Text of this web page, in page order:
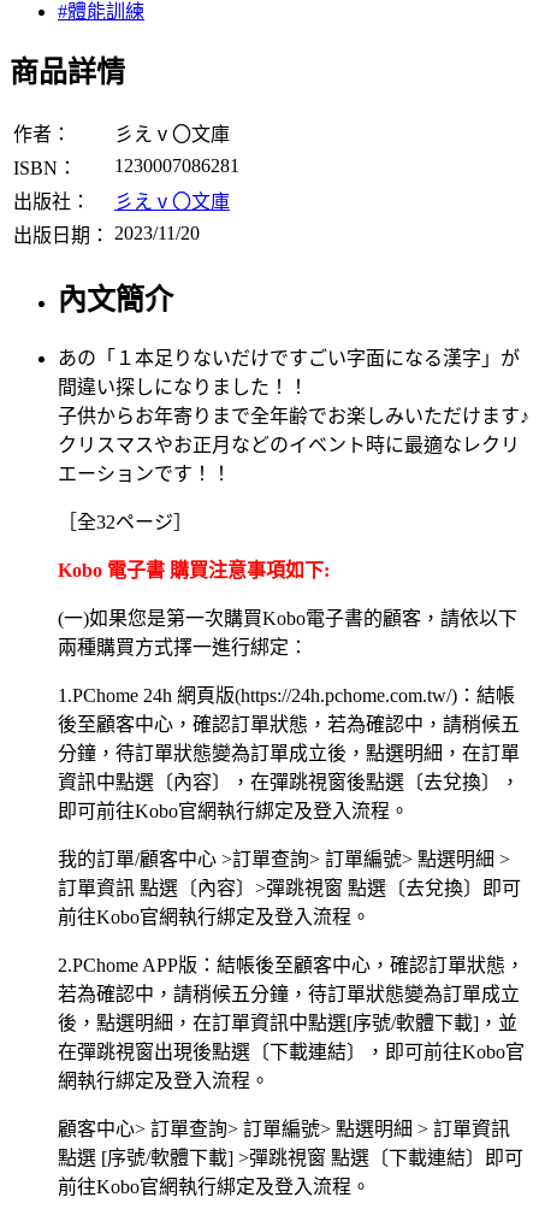
#體能訓練
商品詳情
作者：
彡えⅴ〇文庫
ISBN：
1230007086281
出版社：
彡えⅴ〇文庫
出版日期：
2023/11/20
內文簡介
あの「１本足りないだけですごい字面になる漢字」が
間違い探しになりました！！
子供からお年寄りまで全年齢でお楽しみいただけます♪
クリスマスやお正月などのイベント時に最適なレクリ
エーションです！！
［全32ページ］
Kobo 電子書 購買注意事項如下:
(一)如果您是第一次購買Kobo電子書的顧客，請依以下
兩種購買方式擇一進行綁定：
1.PChome 24h 網頁版(https://24h.pchome.com.tw/)：結帳
後至顧客中心，確認訂單狀態，若為確認中，請稍候五
分鐘，待訂單狀態變為訂單成立後，點選明細，在訂單
資訊中點選〔內容〕，在彈跳視窗後點選〔去兌換〕，
即可前往Kobo官網執行綁定及登入流程。
我的訂單/顧客中心 >訂單查詢> 訂單編號> 點選明細 >
訂單資訊 點選〔內容〕>彈跳視窗 點選〔去兌換〕即可
前往Kobo官網執行綁定及登入流程。
2.PChome APP版：結帳後至顧客中心，確認訂單狀態，
若為確認中，請稍候五分鐘，待訂單狀態變為訂單成立
後，點選明細，在訂單資訊中點選[序號/軟體下載]，並
在彈跳視窗出現後點選〔下載連結〕，即可前往Kobo官
網執行綁定及登入流程。
顧客中心> 訂單查詢> 訂單編號> 點選明細 > 訂單資訊
點選 [序號/軟體下載] >彈跳視窗 點選〔下載連結〕即可
前往Kobo官網執行綁定及登入流程。